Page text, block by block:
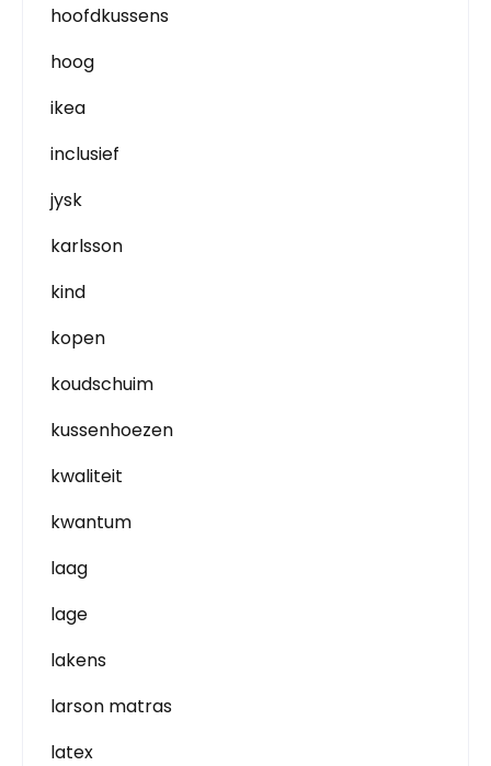
hoofdkussens
hoog
ikea
inclusief
jysk
karlsson
kind
kopen
koudschuim
kussenhoezen
kwaliteit
kwantum
laag
lage
lakens
larson matras
latex